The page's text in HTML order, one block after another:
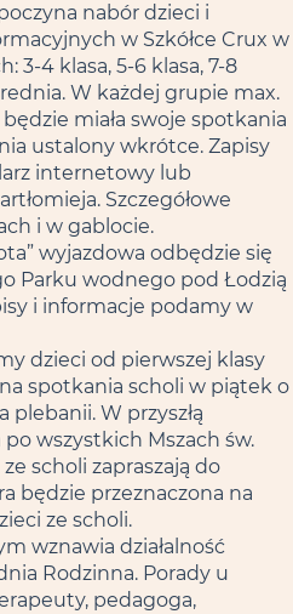
nabór dzieci i
w Szkółce Crux w
3-4 klasa, 5-6 klasa, 7-8
W każdej grupie max.
miała swoje spotkania
ustalony wkrótce. Zapisy
internetowy lub
Szczegółowe
i w gablocie.
wyjazdowa odbędzie się
Parku wodnego pod Łodzią
i informacje podamy w
dzieci od pierwszej klasy
spotkania scholi w piątek o
plebanii. W przyszłą
wszystkich Mszach św.
scholi zapraszają do
będzie przeznaczona na
ze scholi.
wznawia działalność
Rodzinna. Porady u
pedagoga,